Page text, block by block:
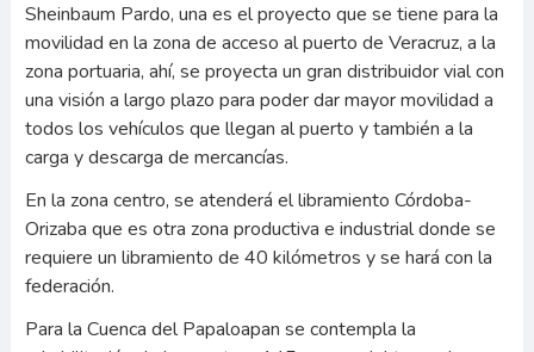
Sheinbaum Pardo, una es el proyecto que se tiene para la
movilidad en la zona de acceso al puerto de Veracruz, a la
zona portuaria, ahí, se proyecta un gran distribuidor vial con
una visión a largo plazo para poder dar mayor movilidad a
todos los vehículos que llegan al puerto y también a la
carga y descarga de mercancías.
En la zona centro, se atenderá el libramiento Córdoba-
Orizaba que es otra zona productiva e industrial donde se
requiere un libramiento de 40 kilómetros y se hará con la
federación.
Para la Cuenca del Papaloapan se contempla la